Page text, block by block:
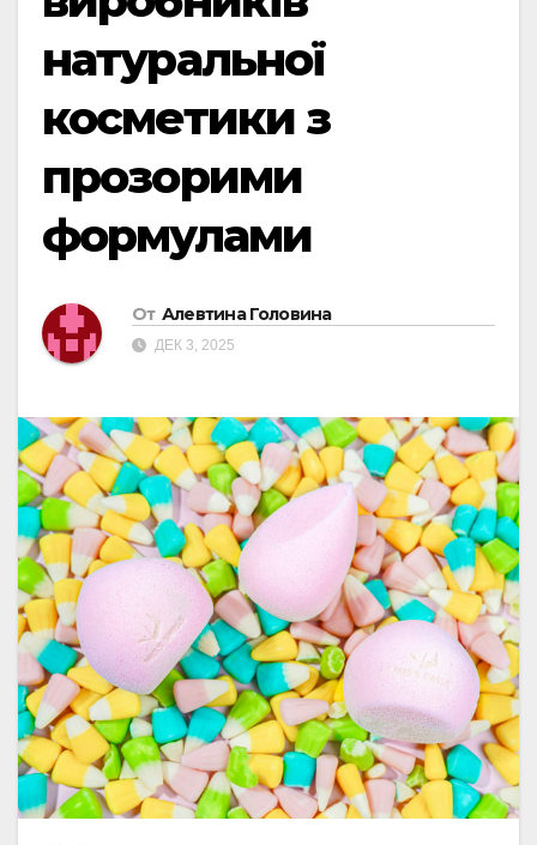
натуральної
косметики з
прозорими
формулами
От Алевтина Головина
ДЕК 3, 2025